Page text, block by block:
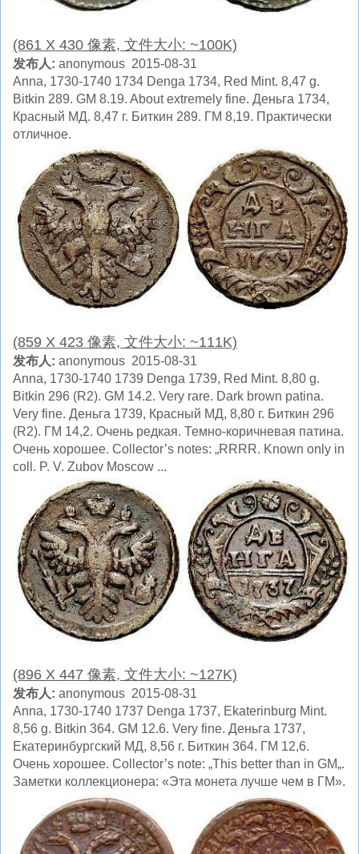
(861 X 430 像素, 文件大小: ~100K)
发布人: anonymous 2015-08-31
Anna, 1730-1740 1734 Denga 1734, Red Mint. 8,47 g.
Bitkin 289. GM 8.19. About extremely fine. Деньга 1734,
Красный МД. 8,47 г. Биткин 289. ГМ 8,19. Практически
отличное.
(859 X 423 像素, 文件大小: ~111K)
发布人: anonymous 2015-08-31
Anna, 1730-1740 1739 Denga 1739, Red Mint. 8,80 g.
Bitkin 296 (R2). GM 14.2. Very rare. Dark brown patina.
Very fine. Деньга 1739, Красный МД, 8,80 г. Биткин 296
(R2). ГМ 14,2. Очень редкая. Темно-коричневая патина.
Очень хорошее. Collector’s notes: „RRRR. Known only in
coll. P. V. Zubov Moscow ...
(896 X 447 像素, 文件大小: ~127K)
发布人: anonymous 2015-08-31
Anna, 1730-1740 1737 Denga 1737, Ekaterinburg Mint.
8,56 g. Bitkin 364. GM 12.6. Very fine. Деньга 1737,
Екатеринбургский МД, 8,56 г. Биткин 364. ГМ 12,6.
Очень хорошее. Collector’s note: „This better than in GM„.
Заметки коллекционера: «Эта монета лучше чем в ГМ».